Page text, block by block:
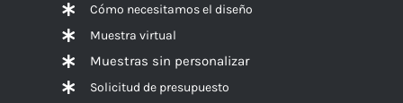
Cómo necesitamos el diseño
Muestra virtual
Muestras sin personalizar
Solicitud de presupuesto